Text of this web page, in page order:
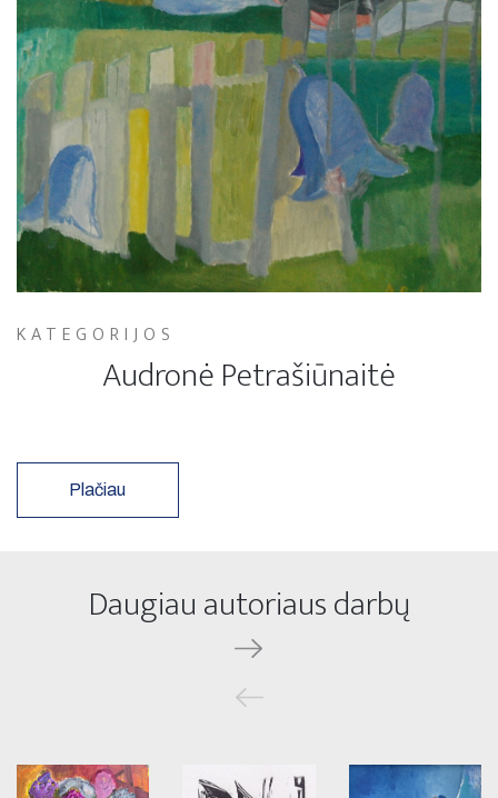
KATEGORIJOS
Audronė Petrašiūnaitė
Plačiau
Daugiau autoriaus darbų